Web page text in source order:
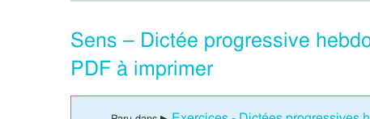
Sens – Dictée progressive
PDF à imprimer